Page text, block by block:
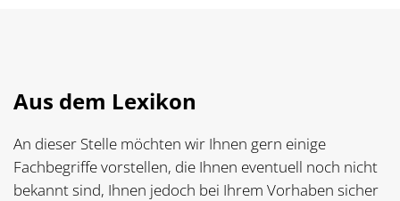
Aus dem Lexikon
An dieser Stelle möchten wir Ihnen gern einige
Fachbegriffe vorstellen, die Ihnen eventuell noch nicht
bekannt sind, Ihnen jedoch bei Ihrem Vorhaben sicher